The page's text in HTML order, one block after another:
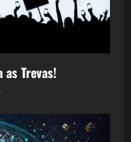
Trevas!